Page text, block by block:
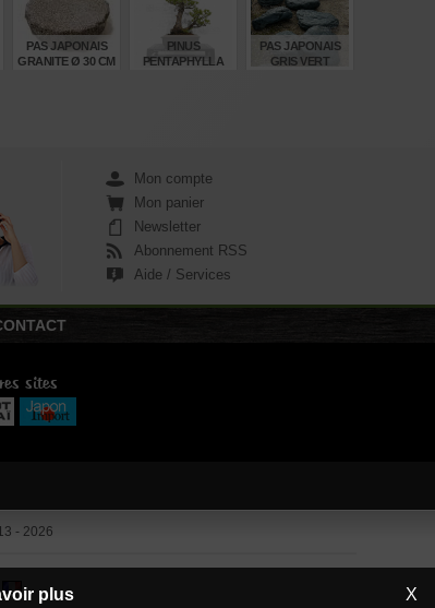
1.240,00€ 95,00€
PAS JAPONAIS
GRANITE Ø 30 CM
PINUS
PENTAPHYLLA
PAS JAPONAIS
GRIS VERT
Mon compte
Mon panier
Newsletter
Abonnement RSS
Aide / Services
sites
- 2026
plus X